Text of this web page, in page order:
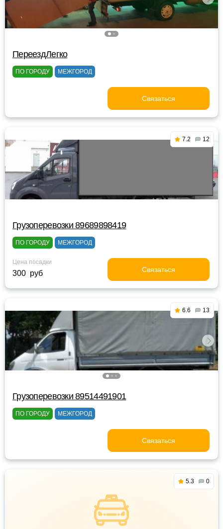
ПереездЛегко
ПО ГОРОДУ МЕЖГОРОД
Связаться
7.2 12
Грузоперевозки 89689898419
ПО ГОРОДУ МЕЖГОРОД
Цена посадки
300 руб Связаться
6.6 13
Грузоперевозки 89514491901
ПО ГОРОДУ МЕЖГОРОД
Связаться
5.3 0